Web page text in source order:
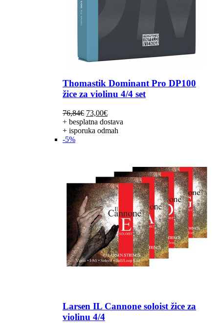
Thomastik Dominant Pro DP100
žice za violinu 4/4 set
76,84€ Izvorna
cijena
bila
73,00€Trenutna
cijena
je:
+ besplatna dostava
+ isporuka odmah
-5%
Larsen IL Cannone soloist žice za
violinu 4/4